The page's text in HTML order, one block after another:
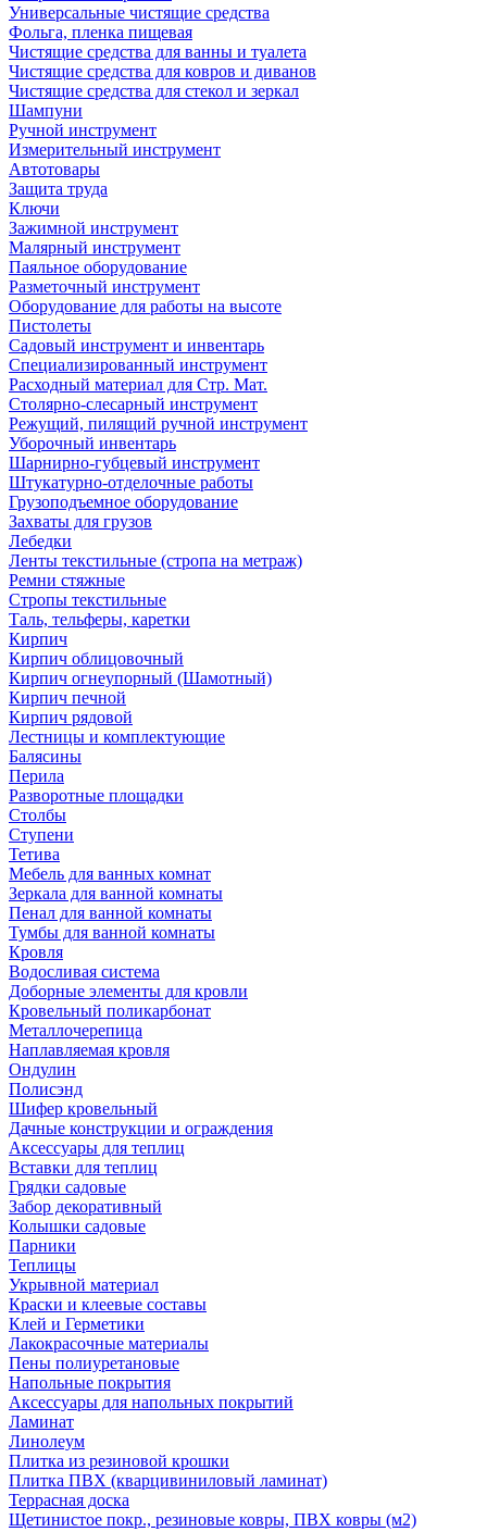
Универсальные чистящие средства
Фольга, пленка пищевая
Чистящие средства для ванны и туалета
Чистящие средства для ковров и диванов
Чистящие средства для стекол и зеркал
Шампуни
Ручной инструмент
Измерительный инструмент
Автотовары
Защита труда
Ключи
Зажимной инструмент
Малярный инструмент
Паяльное оборудование
Разметочный инструмент
Оборудование для работы на высоте
Пистолеты
Садовый инструмент и инвентарь
Специализированный инструмент
Расходный материал для Стр. Мат.
Столярно-слесарный инструмент
Режущий, пилящий ручной инструмент
Уборочный инвентарь
Шарнирно-губцевый инструмент
Штукатурно-отделочные работы
Грузоподъемное оборудование
Захваты для грузов
Лебедки
Ленты текстильные (стропа на метраж)
Ремни стяжные
Стропы текстильные
Таль, тельферы, каретки
Кирпич
Кирпич облицовочный
Кирпич огнеупорный (Шамотный)
Кирпич печной
Кирпич рядовой
Лестницы и комплектующие
Балясины
Перила
Разворотные площадки
Столбы
Ступени
Тетива
Мебель для ванных комнат
Зеркала для ванной комнаты
Пенал для ванной комнаты
Тумбы для ванной комнаты
Кровля
Водосливая система
Доборные элементы для кровли
Кровельный поликарбонат
Металлочерепица
Наплавляемая кровля
Ондулин
Полисэнд
Шифер кровельный
Дачные конструкции и ограждения
Аксессуары для теплиц
Вставки для теплиц
Грядки садовые
Забор декоративный
Колышки садовые
Парники
Теплицы
Укрывной материал
Краски и клеевые составы
Клей и Герметики
Лакокрасочные материалы
Пены полиуретановые
Напольные покрытия
Аксессуары для напольных покрытий
Ламинат
Линолеум
Плитка из резиновой крошки
Плитка ПВХ (кварцивиниловый ламинат)
Террасная доска
Щетинистое покр., резиновые ковры, ПВХ ковры (м2)